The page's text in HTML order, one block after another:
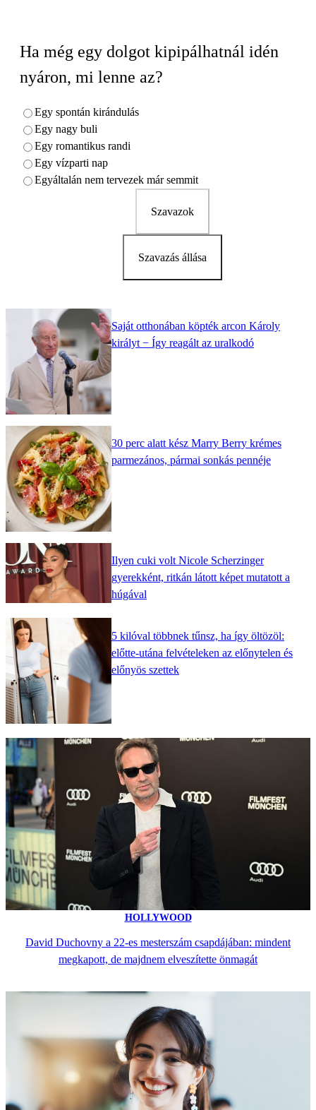
Ha még egy dolgot kipipálhatnál idén
nyáron, mi lenne az?
Egy spontán kirándulás
Egy nagy buli
Egy romantikus randi
Egy vízparti nap
Egyáltalán nem tervezek már semmit
Szavazok
Szavazás állása
Saját otthonában köpték arcon Károly
királyt − Így reagált az uralkodó
30 perc alatt kész Marry Berry krémes
parmezános, pármai sonkás pennéje
Ilyen cuki volt Nicole Scherzinger
gyerekként, ritkán látott képet mutatott a
húgával
5 kilóval többnek tűnsz, ha így öltözöl:
előtte-utána felvételeken az előnytelen és
előnyös szettek
HOLLYWOOD
David Duchovny a 22-es mesterszám csapdájában: mindent
megkapott, de majdnem elveszítette önmagát